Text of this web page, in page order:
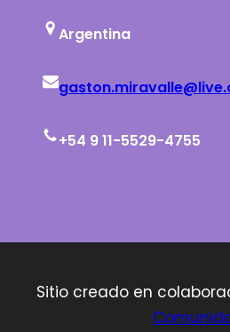
Argentina
+54 9 11-5529-4755
Sitio creado en